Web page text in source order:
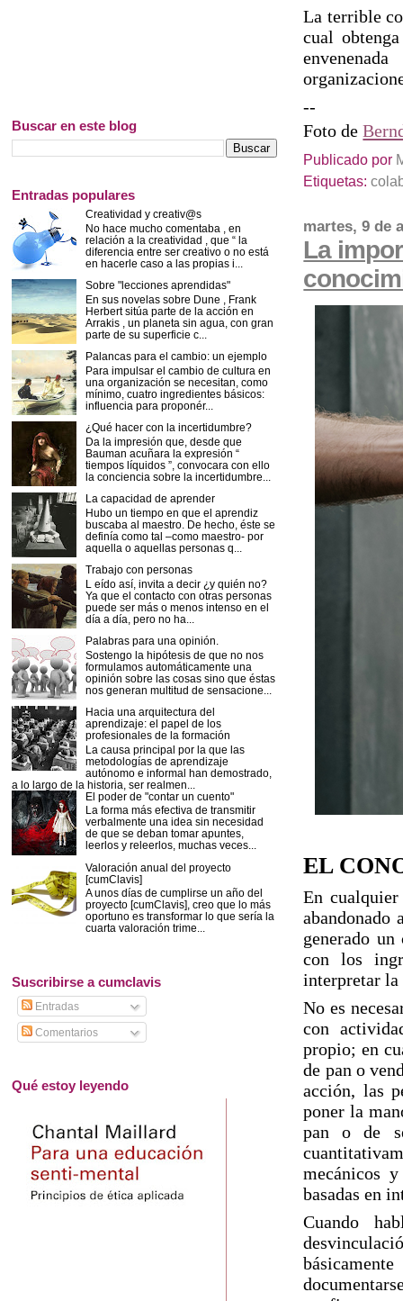
La terrible
cual
--
Foto de
Publicado por
Etiquetas:
martes, 9 de
La
EL
En
abandonado
generado
con los
interpretar la
No es
con
propio; en
de pan o
acción, las
poner la
pan o de
mecánicos
basadas en
Cuando
Buscar en este blog
Entradas populares
Creatividad y creativ@s
No hace mucho comentaba , en
relación a la creatividad , que “ la
diferencia entre ser creativo o no está
en hacerle caso a las propias i...
Sobre "lecciones aprendidas"
En sus novelas sobre Dune , Frank
Herbert sitúa parte de la acción en
Arrakis , un planeta sin agua, con gran
parte de su superficie c...
Palancas para el cambio: un ejemplo
Para impulsar el cambio de cultura en
una organización se necesitan, como
mínimo, cuatro ingredientes básicos:
influencia para proponér...
¿Qué hacer con la incertidumbre?
Da la impresión que, desde que
Bauman acuñara la expresión “
tiempos líquidos ”, convocara con ello
la conciencia sobre la incertidumbre...
La capacidad de aprender
Hubo un tiempo en que el aprendiz
buscaba al maestro. De hecho, éste se
definía como tal –como maestro- por
aquella o aquellas personas q...
Trabajo con personas
L eído así, invita a decir ¿y quién no?
Ya que el contacto con otras personas
puede ser más o menos intenso en el
día a día, pero no ha...
Palabras para una opinión.
Sostengo la hipótesis de que no nos
formulamos automáticamente una
opinión sobre las cosas sino que éstas
nos generan multitud de sensacione...
Hacia una arquitectura del
aprendizaje: el papel de los
profesionales de la formación
La causa principal por la que las
metodologías de aprendizaje
autónomo e informal han demostrado,
a lo largo de la historia, ser realmen...
El poder de "contar un cuento"
La forma más efectiva de transmitir
verbalmente una idea sin necesidad
de que se deban tomar apuntes,
leerlos y releerlos, muchas veces...
Valoración anual del proyecto
[cumClavis]
A unos días de cumplirse un año del
proyecto [cumClavis], creo que lo más
oportuno es transformar lo que sería la
cuarta valoración trime...
Suscribirse a cumclavis
Entradas
Comentarios
Qué estoy leyendo